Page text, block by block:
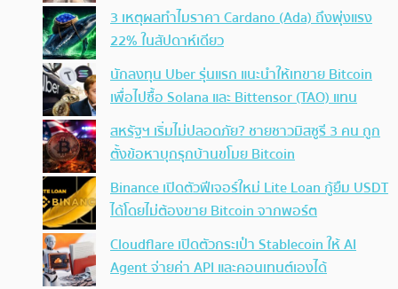
3 เหตุผลทำไมราคา Cardano (Ada) ถึงพุ่งแรง
22% ในสัปดาห์เดียว
นักลงทุน Uber รุ่นแรก แนะนำให้เทขาย Bitcoin
เพื่อไปซื้อ Solana และ Bittensor (TAO) แทน
สหรัฐฯ เริ่มไม่ปลอดภัย? ชายชาวมิสซูรี 3 คน ถูก
ตั้งข้อหาบุกรุกบ้านขโมย Bitcoin
Binance เปิดตัวฟีเจอร์ใหม่ Lite Loan กู้ยืม USDT
ได้โดยไม่ต้องขาย Bitcoin จากพอร์ต
Cloudflare เปิดตัวกระเป๋า Stablecoin ให้ AI
Agent จ่ายค่า API และคอนเทนต์เองได้